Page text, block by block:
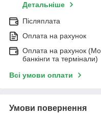
Детальніше
Післяплата
Оплата на рахунок
Оплата на рахунок
банкінги та термінали)
Всі умови оплати
Умови повернення